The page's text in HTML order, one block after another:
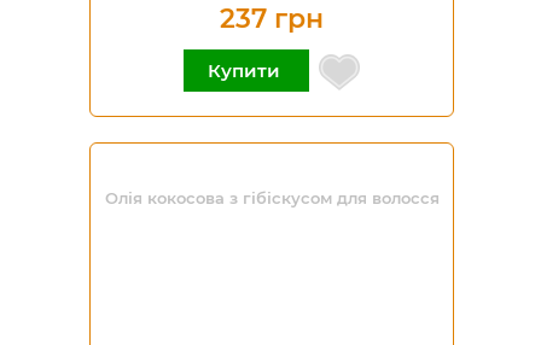
237 грн
Купити
Олія кокосова з гібіскусом для волосся